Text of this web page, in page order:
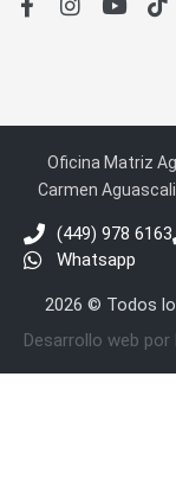
Oficina Matriz
Carmen
(449) 978 6163
Whatsapp
2026 © Todos
Desarrollo web por